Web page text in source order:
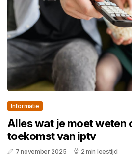
Informatie
Alles wat je moet weten
toekomst van iptv
7 november 2025 2 min leestijd